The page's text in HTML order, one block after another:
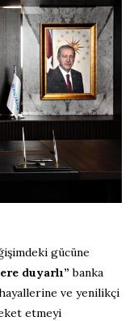
gücüne
duyarlı”banka
ve yenilikçi
etmeyi